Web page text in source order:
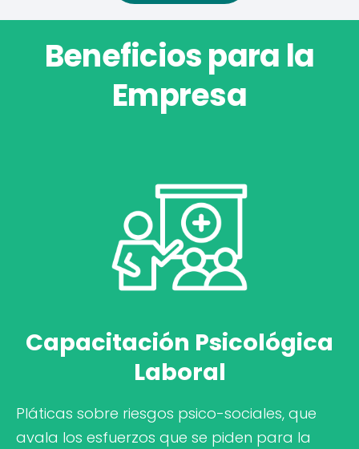
Beneficios para la
Empresa
Capacitación Psicológica
Laboral
Pláticas sobre riesgos psico-sociales, que
avala los esfuerzos que se piden para la